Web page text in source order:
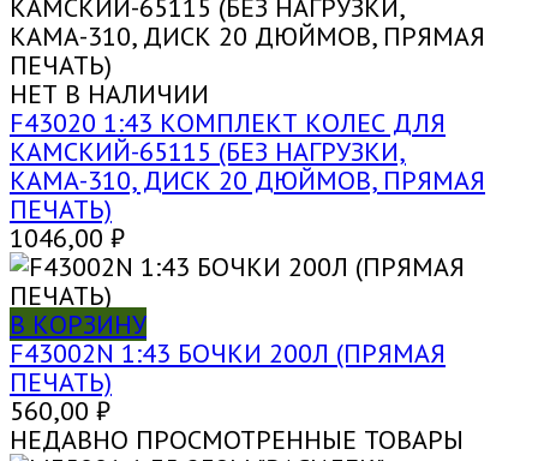
НЕТ В НАЛИЧИИ
F43020 1:43 КОМПЛЕКТ КОЛЕС ДЛЯ
КАМСКИЙ-65115 (БЕЗ НАГРУЗКИ,
КАМА-310, ДИСК 20 ДЮЙМОВ, ПРЯМАЯ
ПЕЧАТЬ)
1046,00 ₽
В КОРЗИНУ
F43002N 1:43 БОЧКИ 200Л (ПРЯМАЯ
ПЕЧАТЬ)
560,00 ₽
НЕДАВНО ПРОСМОТРЕННЫЕ ТОВАРЫ